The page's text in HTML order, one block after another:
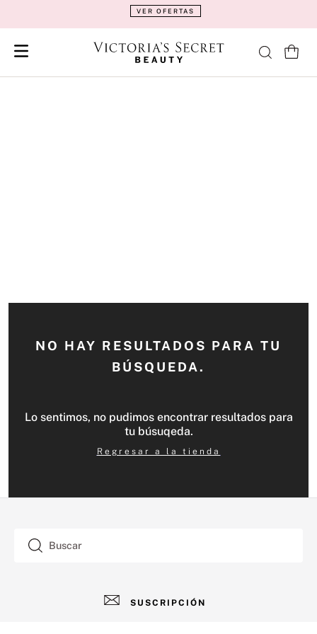
VER OFERTAS
NO HAY RESULTADOS PARA TU
BÚSQUEDA.
Lo sentimos, no pudimos encontrar resultados para
tu búsuqeda.
Regresar a la tienda
Buscar
SUSCRIPCIÓN